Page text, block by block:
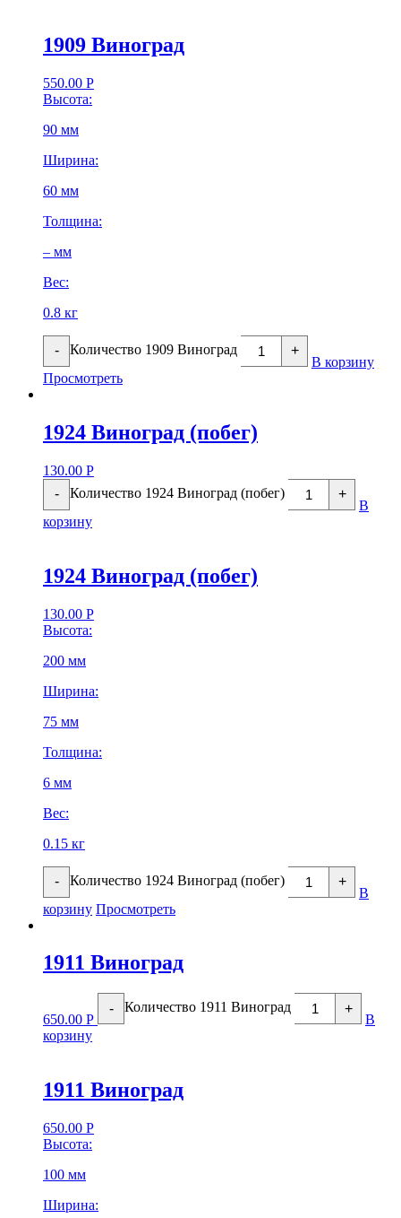
1909 Виноград
550.00 Р
Высота:
90 мм
Ширина:
60 мм
Толщина:
– мм
Вес:
0.8 кг
- Количество 1909 Виноград +
В корзину
Просмотреть
1924 Виноград (побег)
130.00 Р
-
Количество 1924 Виноград (побег) +
В
корзину
1924 Виноград (побег)
130.00 Р
Высота:
200 мм
Ширина:
75 мм
Толщина:
6 мм
Вес:
0.15 кг
- Количество 1924 Виноград (побег) +
В
корзину Просмотреть
1911 Виноград
650.00 Р
- Количество 1911 Виноград +
В
корзину
1911 Виноград
650.00 Р
Высота:
100 мм
Ширина: